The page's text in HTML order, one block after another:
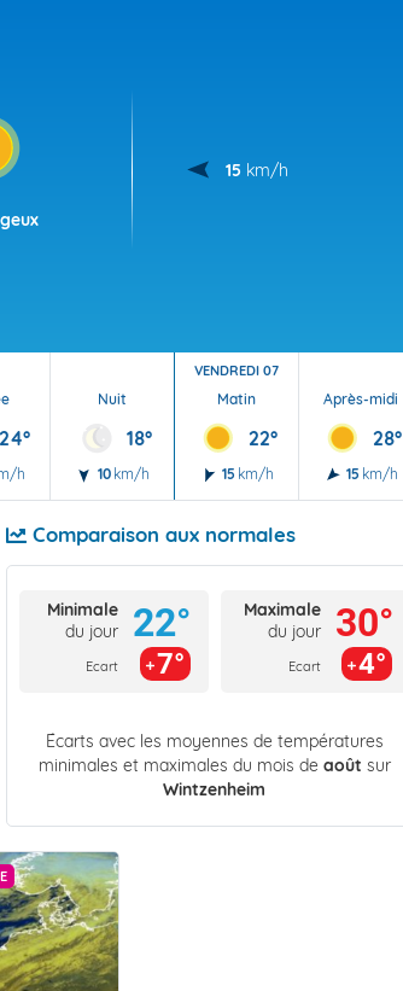
15 km/h
24°
h
Nuit
18°
10 km/h
VENDREDI 07
Matin
22°
15 km/h
Après-midi
28°
15 km/h
Comparaison aux normales
Minimale
du jour
Ecart
22°
7°
Maximale
du jour
Ecart
30°
4°
Écarts avec les moyennes de températures
minimales et maximales du mois de août sur
Wintzenheim